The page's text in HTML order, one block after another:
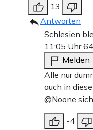
13
Antworten
Schlesien
11:05 Uhr
Melden
Alle nur
auch in
@Noone
-4